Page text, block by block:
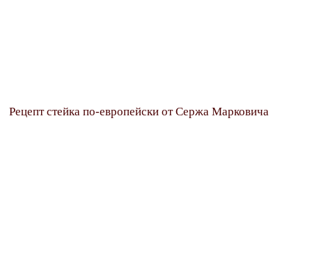
Рецепт стейка по-европейски от Сержа Марковича